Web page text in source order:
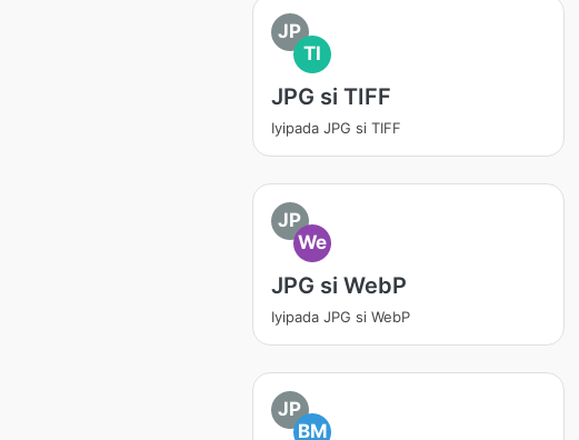
JP
TI
JPG si TIFF
Iyipada JPG si TIFF
JP
We
JPG si WebP
Iyipada JPG si WebP
JP
BM